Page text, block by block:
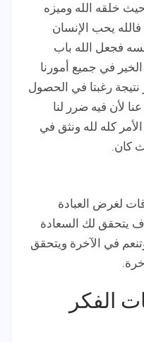
خلقه الله وميزه
يحب الإنسان
فجعل الله باب
الخير في جميع أمورنا
نتيجة رغبتا في الحصول
لأن فيه ضرر لنا
كله لله ونثق في
كان.
لغرض العبادة
يتحقق لك السعادة
في الآخرة ويتحقق
الفكر